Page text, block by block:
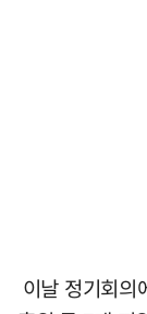
이날 정기회의